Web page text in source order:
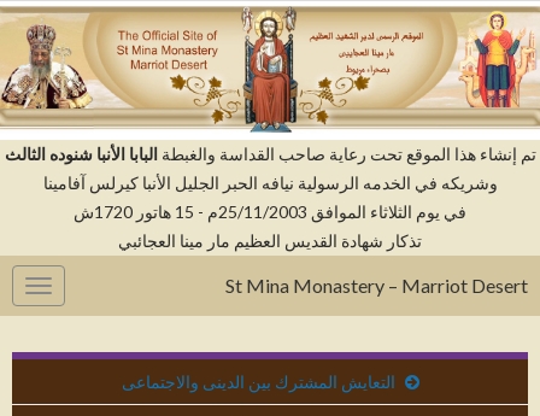
إنشاء هذا الموقع تحت رعاية صاحب القداسة والغبطةالبابا الأنبا شنوده الثالث
وشريكه في الخدمه الرسولية نيافه الحبر الجليل الأنبا كيرلس آفامينا
في يوم الثلاثاء الموافق 25/11/2003م - 15 هاتور 1720ش
تذكار شهادة القديس العظيم مار مينا العجائبي
St Mina Monastery – Marriot Desert
التعايش المشترك بين الدينى والاجتماعى